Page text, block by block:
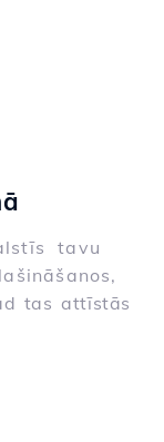
tavu
tas attīstās